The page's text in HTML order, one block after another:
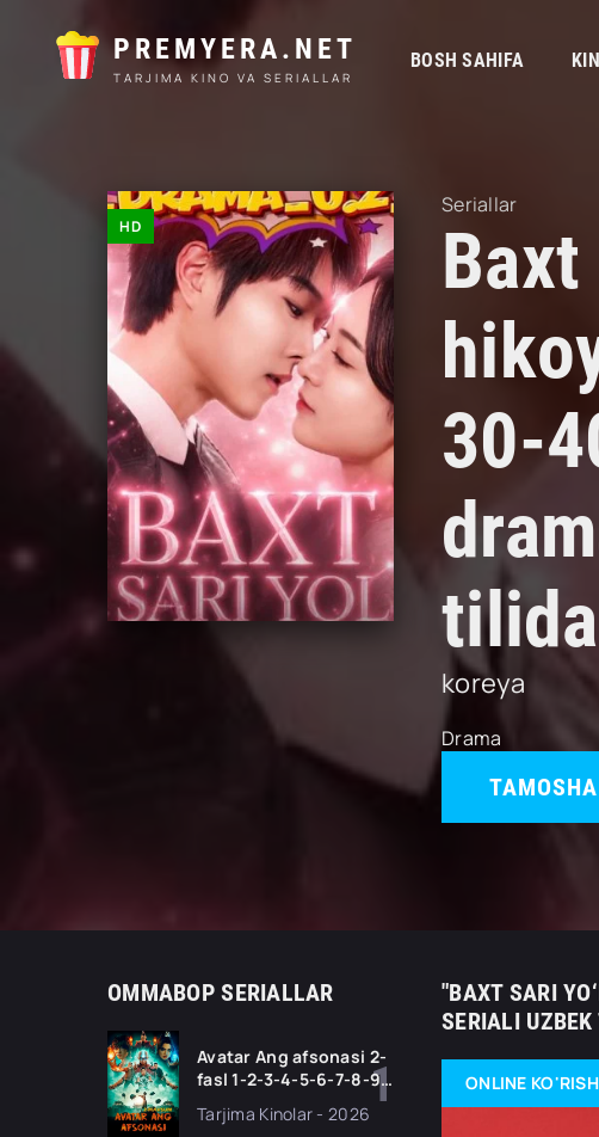
PREMYERA.NET
TARJIMA KINO VA SERIALLAR
BOSH SAHIFA
HD
Seriallar
Baxt
30-
koreya
Drama
OMMABOP SERIALLAR
Avatar Ang afsonasi 2-
fasl 1-2-3-4-5-6-7-8-9-
Barcha qismlari Uzbek
Tarjima Kinolar - 2026
"BAXT SARI
SERIALI
ONLINE KO'RISH